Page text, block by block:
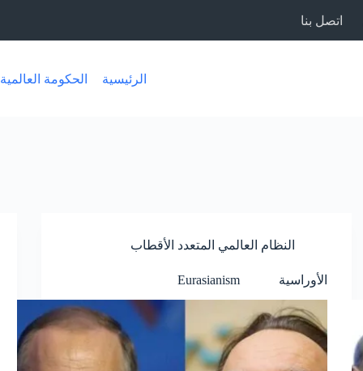
اتصل بنا
الرئيسية الحكومة العالمية
النظام العالمي المتعدد الأقطاب
الأوراسية Eurasianism